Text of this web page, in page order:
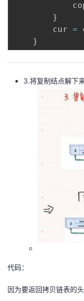
}
        cur
=
}
3.将复制结点解下
代码：
因为要返回拷贝链表的